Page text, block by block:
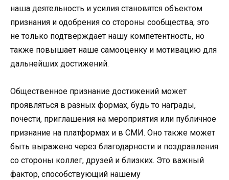
наша деятельность и усилия становятся объектом
признания и одобрения со стороны сообщества, это
не только подтверждает нашу компетентность, но
также повышает наше самооценку и мотивацию для
дальнейших достижений.
Общественное признание достижений может
проявляться в разных формах, будь то награды,
почести, приглашения на мероприятия или публичное
признание на платформах и в СМИ. Оно также может
быть выражено через благодарности и поздравления
со стороны коллег, друзей и близких. Это важный
фактор, способствующий нашему